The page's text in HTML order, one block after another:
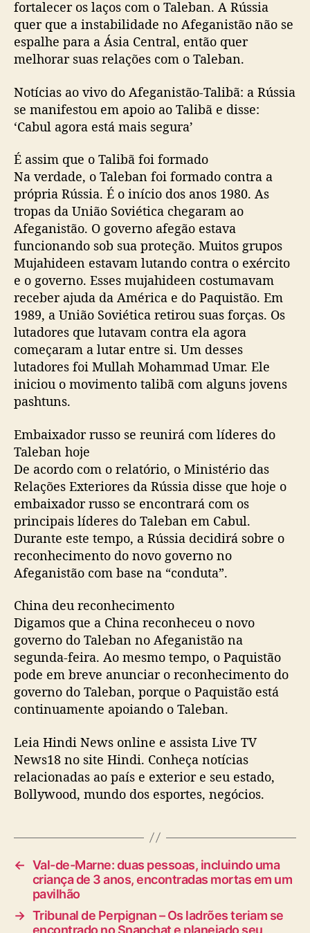
fortalecer os laços com o Taleban. A Rússia
quer que a instabilidade no Afeganistão não se
espalhe para a Ásia Central, então quer
melhorar suas relações com o Taleban.
Notícias ao vivo do Afeganistão-Talibã: a Rússia
se manifestou em apoio ao Talibã e disse:
‘Cabul agora está mais segura’
É assim que o Talibã foi formado
Na verdade, o Taleban foi formado contra a
própria Rússia. É o início dos anos 1980. As
tropas da União Soviética chegaram ao
Afeganistão. O governo afegão estava
funcionando sob sua proteção. Muitos grupos
Mujahideen estavam lutando contra o exército
e o governo. Esses mujahideen costumavam
receber ajuda da América e do Paquistão. Em
1989, a União Soviética retirou suas forças. Os
lutadores que lutavam contra ela agora
começaram a lutar entre si. Um desses
lutadores foi Mullah Mohammad Umar. Ele
iniciou o movimento talibã com alguns jovens
pashtuns.
Embaixador russo se reunirá com líderes do
Taleban hoje
De acordo com o relatório, o Ministério das
Relações Exteriores da Rússia disse que hoje o
embaixador russo se encontrará com os
principais líderes do Taleban em Cabul.
Durante este tempo, a Rússia decidirá sobre o
reconhecimento do novo governo no
Afeganistão com base na “conduta”.
China deu reconhecimento
Digamos que a China reconheceu o novo
governo do Taleban no Afeganistão na
segunda-feira. Ao mesmo tempo, o Paquistão
pode em breve anunciar o reconhecimento do
governo do Taleban, porque o Paquistão está
continuamente apoiando o Taleban.
Leia Hindi News online e assista Live TV
News18 no site Hindi. Conheça notícias
relacionadas ao país e exterior e seu estado,
Bollywood, mundo dos esportes, negócios.
← Val-de-Marne: duas pessoas, incluindo uma
criança de 3 anos, encontradas mortas em um
pavilhão
→ Tribunal de Perpignan – Os ladrões teriam se
encontrado no Snapchat e planejado seu